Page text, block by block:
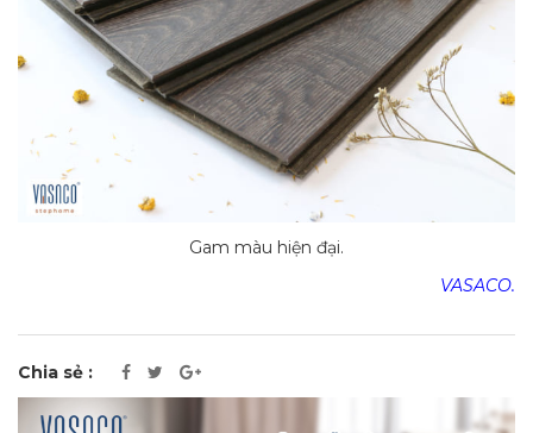
Gam màu hiện đại.
VASACO.
Chia sẻ :